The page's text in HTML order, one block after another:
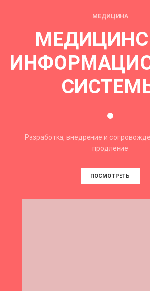
МЕДИЦИНА
Разработка, внедрение и
продление
ПОСМОТРЕТЬ